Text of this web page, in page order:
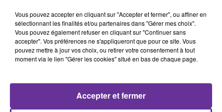
Vous pouvez accepter en cliquant sur "Accepter et fermer", ou affiner en
sélectionnant les finalités et/ou partenaires dans "Gérer mes choix".
Vous pouvez également refuser en cliquant sur "Continuer sans
accepter". Vos préférences ne s'appliqueront que pour ce site. Vous
pouvez mettre à jour vos choix, ou retirer votre consentement à tout
moment via le lien "Gérer les cookies" situé en bas de chaque page.
Accepter et fermer